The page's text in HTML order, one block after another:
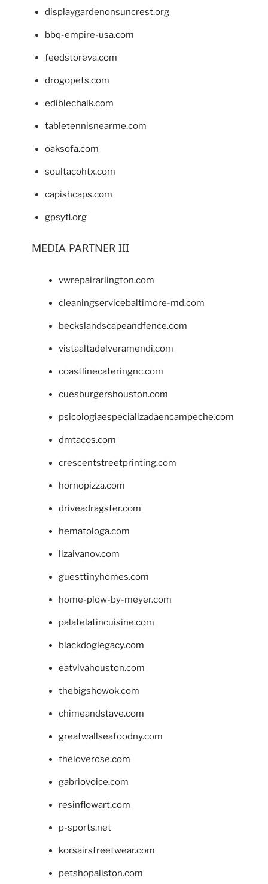
displaygardenonsuncrest.org
bbq-empire-usa.com
feedstoreva.com
drogopets.com
ediblechalk.com
tabletennisnearme.com
oaksofa.com
soultacohtx.com
capishcaps.com
gpsyfl.org
MEDIA PARTNER III
vwrepairarlington.com
cleaningservicebaltimore-md.com
beckslandscapeandfence.com
vistaaltadelveramendi.com
coastlinecateringnc.com
cuesburgershouston.com
psicologiaespecializadaencampeche.com
dmtacos.com
crescentstreetprinting.com
hornopizza.com
driveadragster.com
hematologa.com
lizaivanov.com
guesttinyhomes.com
home-plow-by-meyer.com
palatelatincuisine.com
blackdoglegacy.com
eatvivahouston.com
thebigshowok.com
chimeandstave.com
greatwallseafoodny.com
theloverose.com
gabriovoice.com
resinflowart.com
p-sports.net
korsairstreetwear.com
petshopallston.com